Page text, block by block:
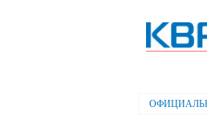
Главное меню